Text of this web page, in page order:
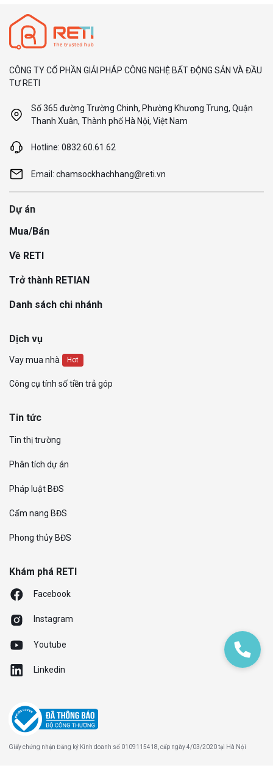
CÔNG TY CỔ PHẦN GIẢI PHÁP CÔNG NGHỆ BẤT ĐỘNG SẢN VÀ ĐẦU
TƯ RETI
Số 365 đường Trường Chinh, Phường Khương Trung, Quận
Thanh Xuân, Thành phố Hà Nội, Việt Nam
Hotline: 0832.60.61.62
Email: chamsockhachhang@reti.vn
Dự án
Mua/Bán
Về RETI
Trở thành RETIAN
Danh sách chi nhánh
Dịch vụ
Vay mua nhà Hot
Công cụ tính số tiền trả góp
Tin tức
Tin thị trường
Phân tích dự án
Pháp luật BĐS
Cẩm nang BĐS
Phong thủy BĐS
Khám phá RETI
Facebook
Instagram
Youtube
Linkedin
Giấy chứng nhận Đăng ký Kinh doanh số 0109115418, cấp ngày 4/03/2020 tại Hà Nội